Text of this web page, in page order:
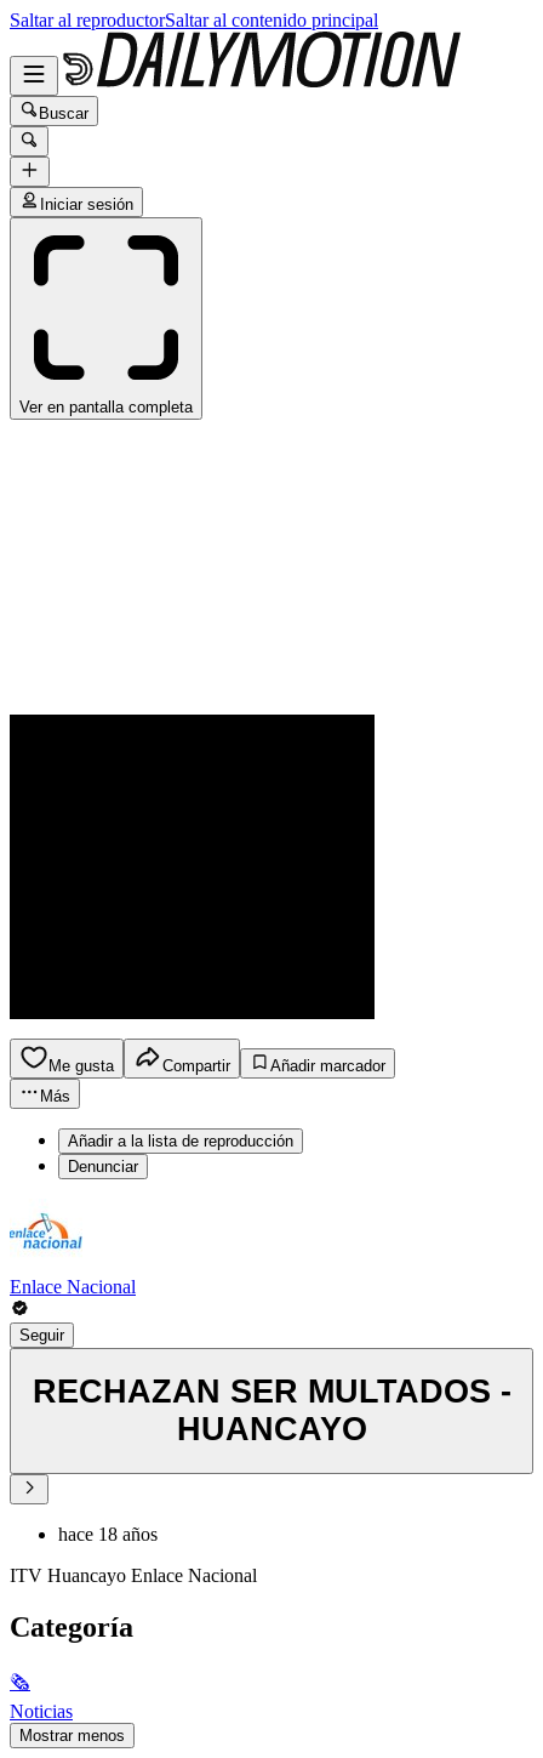
Saltar al reproductorSaltar al contenido principal
Buscar
Iniciar sesión
Ver en pantalla completa
Me gusta Compartir
Añadir marcador
Más
Añadir a la lista de reproducción
Denunciar
Enlace Nacional
Seguir
RECHAZAN SER MULTADOS -
HUANCAYO
hace 18 años
ITV Huancayo Enlace Nacional
Categoría
🗞
Noticias
Mostrar menos